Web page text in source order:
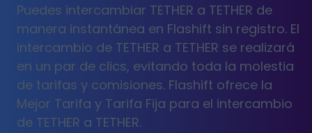
Puedes intercambiar TETHER a TETHER de
manera instantánea en Flashift sin registro. El
intercambio de TETHER a TETHER se realizará
en un par de clics, evitando toda la molestia
de tarifas y comisiones. Flashift ofrece la
Mejor Tarifa y Tarifa Fija para el intercambio
de TETHER a TETHER.